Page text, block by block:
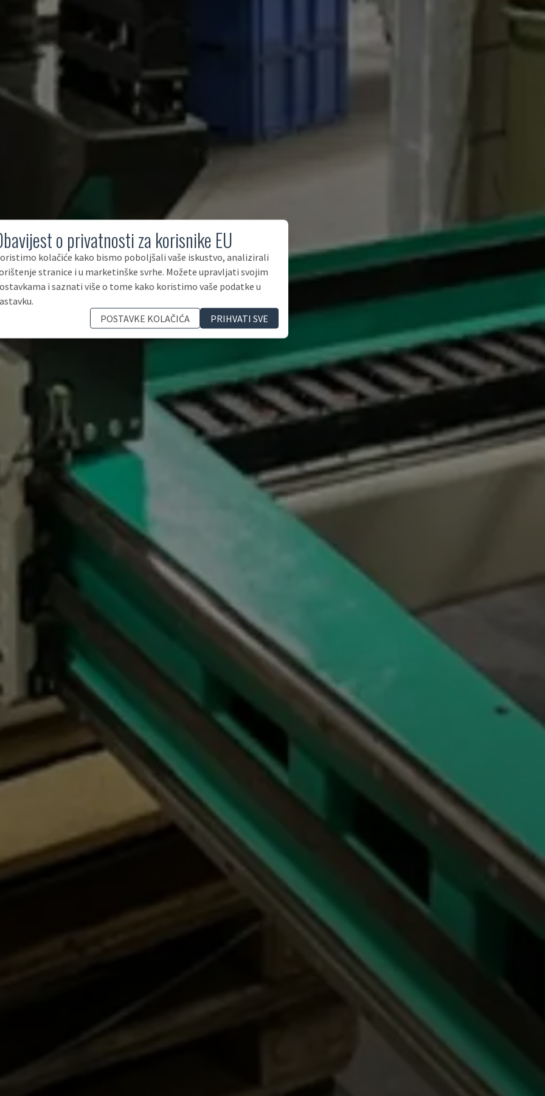
o privatnosti za korisnike EU
kolačiće kako bismo poboljšali vaše iskustvo, analizirali
stranice i u marketinške svrhe. Možete upravljati svojim
i saznati više o tome kako koristimo vaše podatke u
POSTAVKE KOLAČIĆA
PRIHVATI SVE